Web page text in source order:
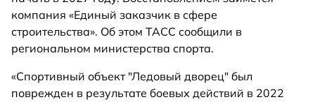
компания «Единый заказчик в сфере
строительства». Об этом ТАСС сообщили в
региональном министерства спорта.
«Спортивный объект "Ледовый дворец" был
поврежден в результате боевых действий в 2022